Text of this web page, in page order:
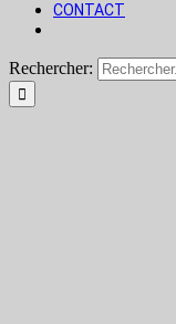
CONTACT
Rechercher: